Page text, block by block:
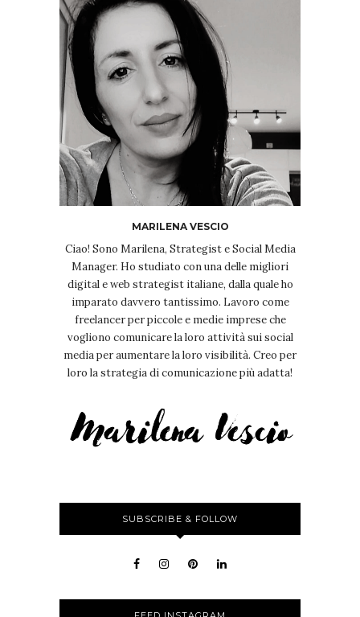
MARILENA VESCIO
Ciao! Sono Marilena, Strategist e Social Media
Manager. Ho studiato con una delle migliori
digital e web strategist italiane, dalla quale ho
imparato davvero tantissimo. Lavoro come
freelancer per piccole e medie imprese che
vogliono comunicare la loro attività sui social
media per aumentare la loro visibilità. Creo per
loro la strategia di comunicazione più adatta!
SUBSCRIBE & FOLLOW